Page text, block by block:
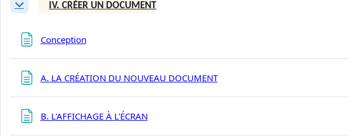
Replier IV. CRÉER UN DOCUMENT
ConceptionPage
A. LA CRÉATION DU NOUVEAU DOCUMENTPage
B. L'AFFICHAGE À L'ÉCRANPage